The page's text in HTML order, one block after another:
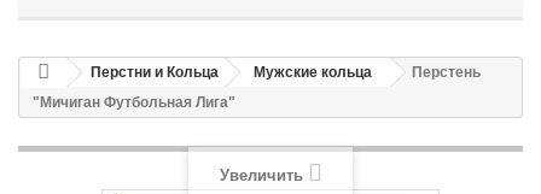
Перстни и Кольца Мужские кольца
Перстень
"Мичиган Футбольная Лига"
Увеличить